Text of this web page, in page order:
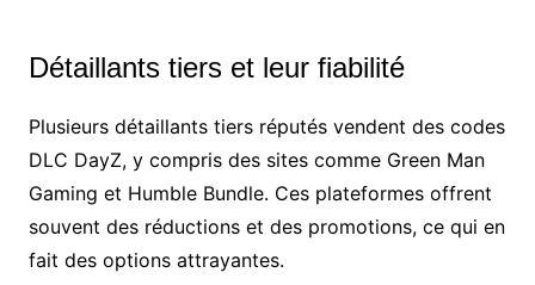
Détaillants tiers et leur fiabilité
Plusieurs détaillants tiers réputés vendent des codes
DLC DayZ, y compris des sites comme Green Man
Gaming et Humble Bundle. Ces plateformes offrent
souvent des réductions et des promotions, ce qui en
fait des options attrayantes.